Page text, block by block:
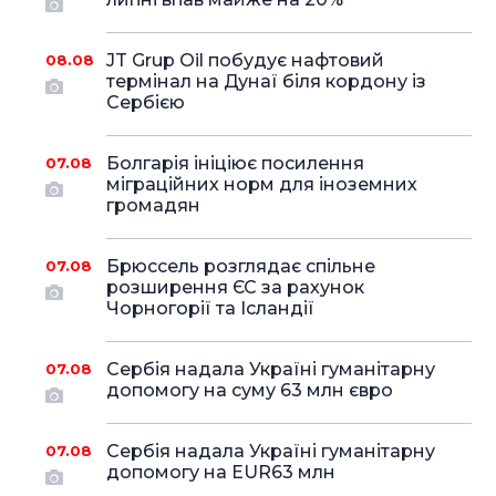
08.08
JT Grup Oil побудує нафтовий
термінал на Дунаї біля кордону із
Сербією
07.08
Болгарія ініціює посилення
міграційних норм для іноземних
громадян
07.08
Брюссель розглядає спільне
розширення ЄС за рахунок
Чорногорії та Ісландії
07.08
Сербія надала Україні гуманітарну
допомогу на суму 63 млн євро
07.08
Сербія надала Україні гуманітарну
допомогу на EUR63 млн